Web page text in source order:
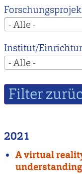
- Alle -
Institut/
- Alle -
2021
A virtual